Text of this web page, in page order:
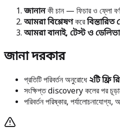
জানানকী চান — ফিচার ও ফ্লো
আমরা বিশ্লেষণকরে
আমরা বানাই, টেস্ট ও
জানা দরকার
প্রতিটি পরিবর্তন অনুরোধে২টি ফ্রি
সংক্ষিপ্ত discovery কলের পর
পরিবর্তন পরিষ্কার,